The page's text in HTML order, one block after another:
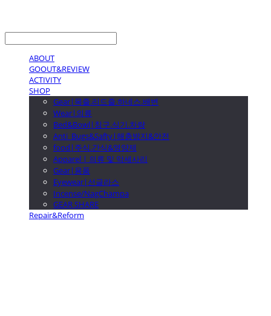
ABOUT
GOOUT&REVIEW
ACTIVITY
SHOP
Gear|목줄.리드줄.하네스.배변
Wear|의류
Bed&Bowl|침구.식기.차량
Anti_Bugs&Safty|해충방지&안전
food|주식.간식&영양제
Apparel | 의류 및 악세사리
Gear|용품
Eyewear|선글라스
Incense/NagChampa
GEAR SHARE
Repair&Reform